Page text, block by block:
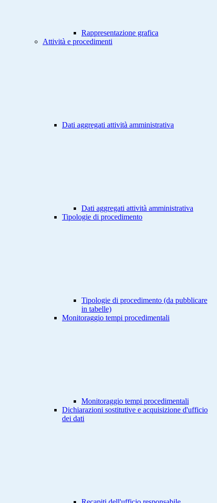
Rappresentazione grafica
Attività e procedimenti
Dati aggregati attività amministrativa
Dati aggregati attività amministrativa
Tipologie di procedimento
Tipologie di procedimento (da pubblicare
in tabelle)
Monitoraggio tempi procedimentali
Monitoraggio tempi procedimentali
Dichiarazioni sostitutive e acquisizione d'ufficio
dei dati